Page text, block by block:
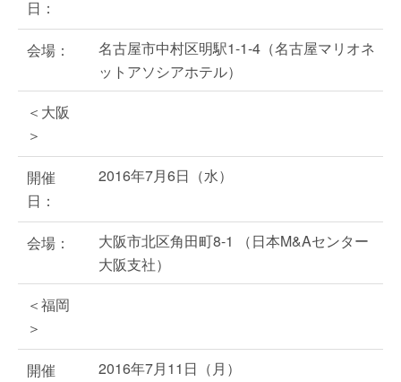
日：
会場：
名古屋市中村区明駅1-1-4（名古屋マリオネ
ットアソシアホテル）
＜大阪
＞
開催
日：
2016年7月6日（水）
会場：
大阪市北区角田町8-1 （日本M&Aセンター
大阪支社）
＜福岡
＞
開催
2016年7月11日（月）